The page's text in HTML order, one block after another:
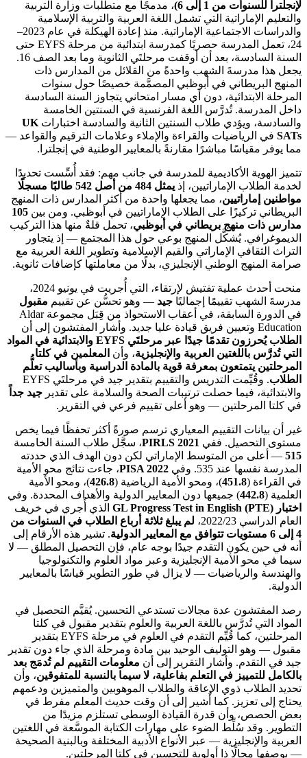
لإنجلترا للسنوات من 1 إلى 6)
، مدمجًا مع متطلبات وزارة التربية
والتعليم الإماراتية التي تشمل اللغة العربية والتربية الإسلامية
والدراسات الاجتماعية الإماراتية. منذ إعادة الهيكلة في عام 2023–
24، تعمل المدرسة حصريًا كمدرسة ابتدائية من مرحلة EYFS حتى
السنة السادسة، بعد أن أوقفت مرحلتَي الثانوية وما بعد الصف 16.
يجعل هذا مدرسةَ الشهب واحدةً من القلائل من المدارس ذات
المنهج البريطاني في أبوظبي المصمَّمة خصيصًا حول سنوات
المرحلة الابتدائية، دون أي مسار امتحاني يتجاوز السنة السادسة
داخل المدرسة. تُدرَّس اللغة الفرنسية في السنتين الخامسة
والسادسة، ويؤدي طلاب السنتين الثانية والسادسة اختبارات UK
SATs في الرياضيات والقراءة والإملاء وعلامات الترقيم والقواعد —
مما يوفر مقياسًا مباشرًا مقارنةً بالمعايير الوطنية في إنجلترا.
تتميز الهوية الأكاديمية للمدرسة في جانب مهم: فقد أُسِّست تحديدًا
لخدمة الطلاب الإماراتيين، إذ
يمثل 484 من أصل 542 طالبًا مسجلًا
مواطنين إماراتيين، مما يجعلها واحدة من أكثر المدارس ذات المنهج
البريطاني تركيزًا على الطلاب الإماراتيين في أبوظبي. ومن بين 105
مدارس ذات منهج بريطاني في أبوظبي، تحمل قلةٌ منها هذا التركيب
الديموغرافي. يُشكَّل المنهج بوعي حول هذا المجتمع — إذ يتجاور
التراث الثقافي الإماراتي والقيم الإسلامية وتطوير اللغة العربية مع
صرامة المنهج الوطني الإنجليزي، بدلًا من معاملتها كإضافات ثانوية.
منحت أحدث عملية تفتيش لإرتقاء، التي أُجريت في يونيو 2024،
مدرسةَ الشهب تقييمًا إجماليًا جيد — وهو تحسُّن عن تقييم مقبول
في الدورة السابقة، في أعقاب الاستحواذ من قِبَل مجموعة Aldar
Education وتعيين فريق قيادة عليا جديد. وأشار المفتشون إلى أن
الطلاب يُحرزون تقدمًا جيدًا عبر مرحلتَي EYFS والابتدائية في المواد
التي تُدرَّس باللغتين العربية والإنجليزية، وأن المعلمين في كلتا
المرحلتين يتمتعون بمعرفة قوية بالمادة الدراسية وبأساليب تعلُّم
الطلاب
. وقُيِّمت التدريس والتقييم بتقدير جيد في مرحلتَي EYFS
والابتدائية، فيما حصلت ترتيبات الصحة والسلامة على تقدير جيد جداً
في كلتا المرحلتين — وهو أعلى تقييم فرعي في التقرير.
غير أن بيانات التقييم المعياري ترسم صورةً أكثر تحفظًا فيما يخص
مستوى التحصيل. ففي PIRLS 2021، سجَّل طلاب السنة الخامسة
515 — أعلى من المتوسط الإماراتي لكن دون الهدف الذي حددته
المدرسة نفسها عند 535. وفي
PISA 2022، جاءت نتائج محو الأمية
في القراءة (451.8)، ومحو الأمية الرياضية (426.8)، ومحو الأمية
العلمية (442.8) جميعها دون المعايير الدولية والأهداف المحددة. وفي
اختبار GL Progress Test in English (PTE)
الذي أُجري في خريف
العام الدراسي 2022/23،
لم يبلغ ثلاثة أرباع الطلاب في السنوات من
4 إلى 6 مستويات تتوافق مع المعايير الدولية
. تشير هذه الأرقام إلى
أنه في حين يكون التقدم جيدًا بوجه عام، فإن التحصيل المطلق — لا
سيما في محو الأمية الإنجليزية وعبر مواد العلوم والتكنولوجيا
والهندسة والرياضيات — لا يزال في طور التطوير قياسًا بالمعايير
الدولية.
رصد المفتشون عدة مجالات تستدعي التحسين. يُقيَّم التحصيل في
المواد التي تُدرَّس باللغة العربية والعلوم بتقدير مقبول في كلتا
المرحلتين، كما قُيِّم التقدم في العلوم في مرحلة EYFS بتقدير
مقبول — وهو التوليف الوحيد بين مادة ومرحلة الذي جاء دون تقدير
جيد في التقدم. وأشار التقرير إلى أن معلومات التقييم لم تُدمَج بعد
بالكامل للتمييز في التعلم بفاعلية، لا سيما بالنسبة للمتفوقين، وأن
تحديد الطلاب ذوي الإعاقة والطلاب الموهوبين والمتميزين ودعمهم
يحتاج إلى تعزيز. كما أُشير إلى أن وقت حديث المعلم مفرط في
بعض الحصص، وأن قدرة القيادة الوسطى تستلزم مزيدًا من
التطوير. وقد سُلِّط الضوء على مهارات الكتابة الموسَّعة في اللغتين
العربية والإنجليزية — عبر الأنواع الأدبية المختلفة وبالبنية الصحيحة
— بوصفها مجالًا ذا أولوية للتحسين في كلتا المرحلتين.